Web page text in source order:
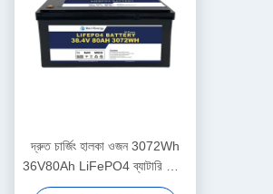
দ্রুত চার্জিং হালকা ওজন 3072Wh
36V80Ah LiFePO4 ব্যাটারি নৌকা
জন্য উচ্চতর সুরক্ষা সঙ্গে